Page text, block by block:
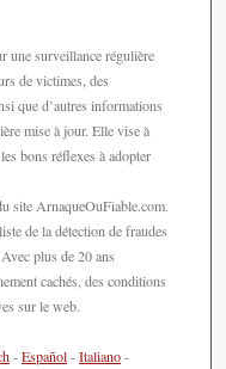
une surveillance régulière
de victimes, des
que d’autres informations
mise à jour. Elle vise à
bons réflexes à adopter
site ArnaqueOuFiable.com.
de la détection de fraudes
plus de 20 ans
cachés, des conditions
sur le web.
-Español-Italiano-